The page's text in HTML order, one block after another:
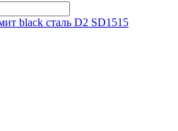
black сталь D2 SD1515